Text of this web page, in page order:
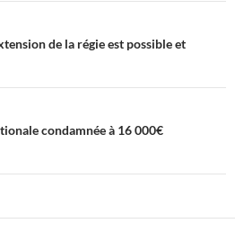
de la régie est possible et
condamnée à 16 000€